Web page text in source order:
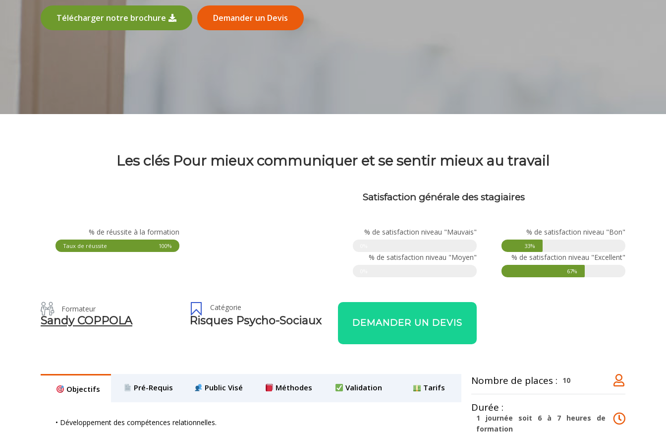
Télécharger notre brochure Demander un Devis
Les clés Pour mieux communiquer et se sentir mieux au travail
Satisfaction générale des stagiaires
% de réussite à la formation
Taux de réussite 100%
% de satisfaction niveau "Mauvais"
% de satisfaction niveau "Moyen"
% de satisfaction niveau "Bon"
33%
% de satisfaction niveau "Excellent"
67%
Formateur
Sandy COPPOLA
Catégorie
Risques Psycho-Sociaux DEMANDER UN DEVIS
Objectifs Pré-Requis Public Visé Méthodes Validation Tarifs
• Développement des compétences relationnelles.
Nombre de places : 10
Durée :
1 journée soit 6 à 7 heures de
formation